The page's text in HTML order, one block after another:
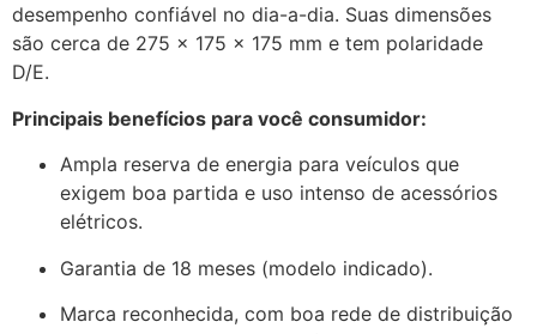
desempenho confiável no dia-a-dia. Suas dimensões
são cerca de 275 × 175 × 175 mm e tem polaridade
D/E.
Principais benefícios para você consumidor:
Ampla reserva de energia para veículos que
exigem boa partida e uso intenso de acessórios
elétricos.
Garantia de 18 meses (modelo indicado).
Marca reconhecida, com boa rede de distribuição